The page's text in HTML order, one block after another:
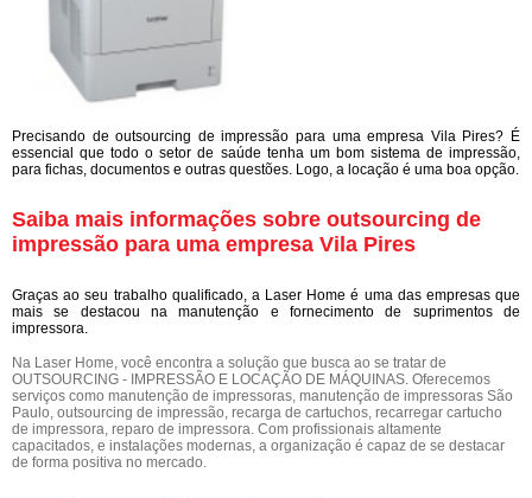
Precisando de outsourcing de impressão para uma empresa Vila Pires? É
essencial que todo o setor de saúde tenha um bom sistema de impressão,
para fichas, documentos e outras questões. Logo, a locação é uma boa opção.
Saiba mais informações sobre outsourcing de
impressão para uma empresa Vila Pires
Graças ao seu trabalho qualificado, a Laser Home é uma das empresas que
mais se destacou na manutenção e fornecimento de suprimentos de
impressora.
Na Laser Home, você encontra a solução que busca ao se tratar de
OUTSOURCING - IMPRESSÃO E LOCAÇÃO DE MÁQUINAS. Oferecemos
serviços como manutenção de impressoras, manutenção de impressoras São
Paulo, outsourcing de impressão, recarga de cartuchos, recarregar cartucho
de impressora, reparo de impressora. Com profissionais altamente
capacitados, e instalações modernas, a organização é capaz de se destacar
de forma positiva no mercado.